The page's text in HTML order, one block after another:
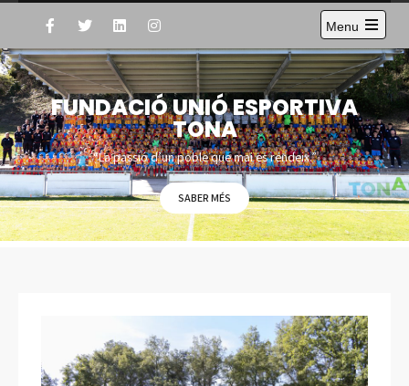
Menu
Open
the
main
menu
FUNDACIÓ UNIÓ ESPORTIVA
TONA
“La passió d’un poble que mai es rendeix.”
SABER MÉS